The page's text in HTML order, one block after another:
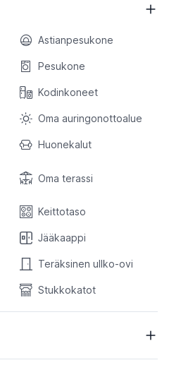
Astianpesukone
Pesukone
Kodinkoneet
Oma auringonottoalue
Huonekalut
Oma terassi
Keittotaso
Jääkaappi
Teräksinen ullko-ovi
Stukkokatot